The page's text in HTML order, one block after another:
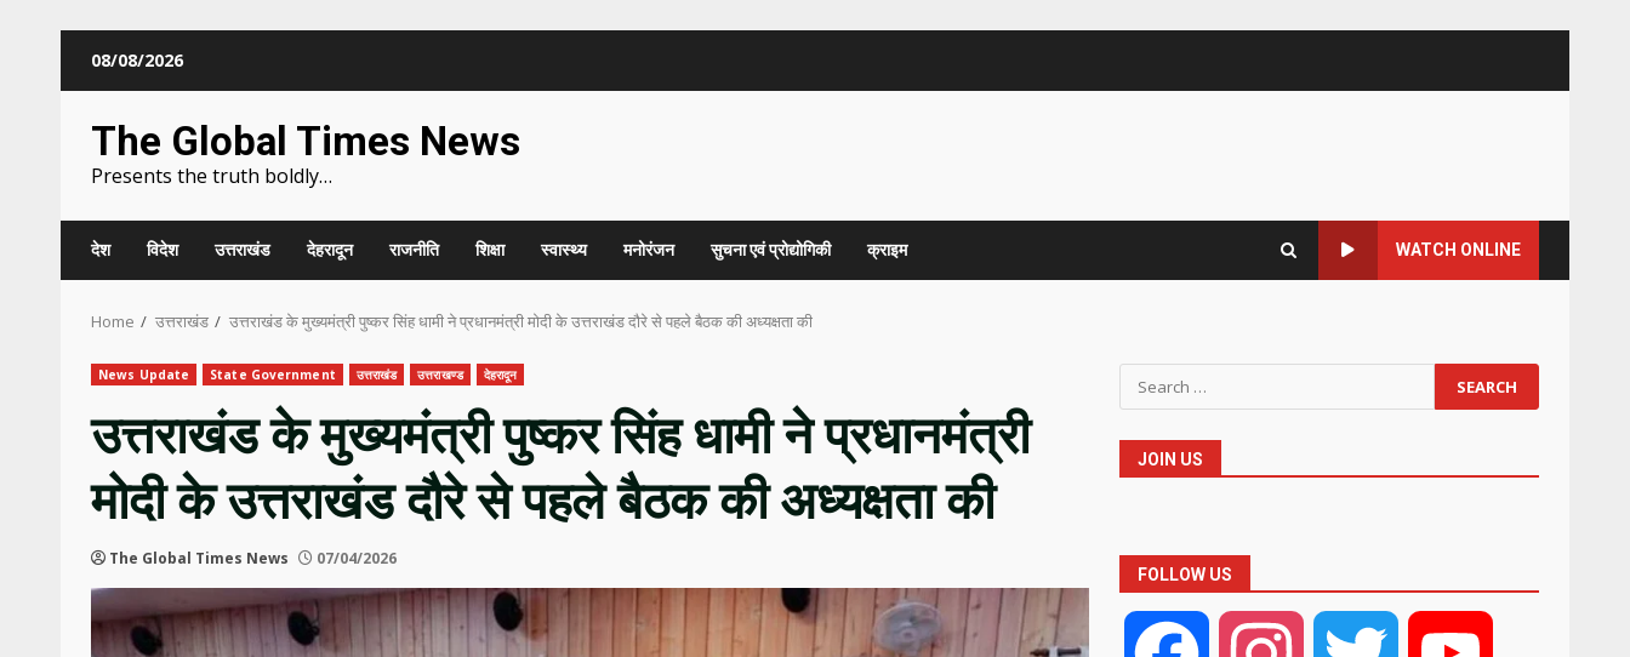
08/08/2026
The Global Times News
Presents the truth boldly…
देश विदेश उत्तराखंड देहरादून राजनीति शिक्षा स्वास्थ्य मनोरंजन सुचना एवं प्रोद्योगिकी क्राइम WATCH ONLINE
Home उत्तराखंड उत्तराखंड के मुख्यमंत्री पुष्कर सिंह धामी ने प्रधानमंत्री मोदी के उत्तराखंड दौरे से पहले बैठक की अध्यक्षता की
News Update State Government उत्तराखंड उत्तराखण्ड देहरादून
उत्तराखंड के मुख्यमंत्री पुष्कर सिंह धामी ने प्रधानमंत्री
मोदी के उत्तराखंड दौरे से पहले बैठक की अध्यक्षता की
The Global Times News 07/04/2026
Search
for:
JOIN US
FOLLOW US